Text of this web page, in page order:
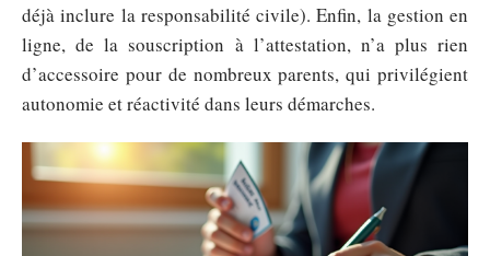
déjà inclure la responsabilité civile). Enfin, la gestion en
ligne, de la souscription à l’attestation, n’a plus rien
d’accessoire pour de nombreux parents, qui privilégient
autonomie et réactivité dans leurs démarches.